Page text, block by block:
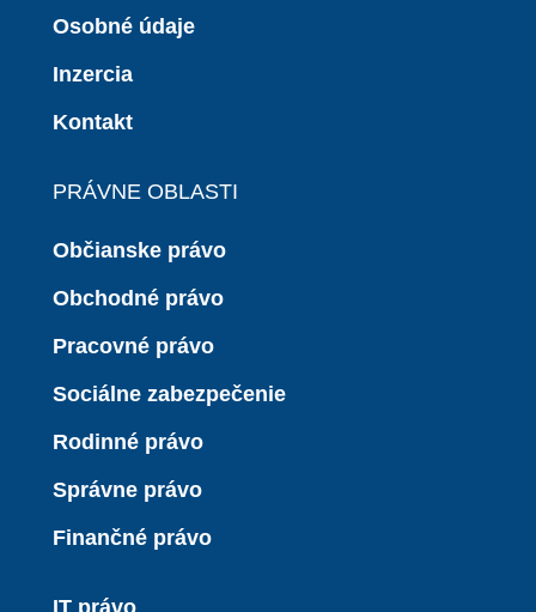
Osobné údaje
Inzercia
Kontakt
PRÁVNE OBLASTI
Občianske právo
Obchodné právo
Pracovné právo
Sociálne zabezpečenie
Rodinné právo
Správne právo
Finančné právo